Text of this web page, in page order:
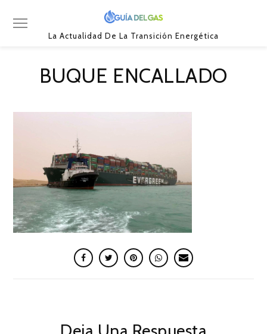
La Actualidad De La Transición Energética
BUQUE ENCALLADO